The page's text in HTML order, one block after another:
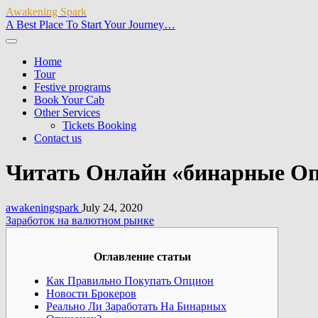
Awakening Spark
A Best Place To Start Your Journey…
Home
Tour
Festive programs
Book Your Cab
Other Services
Tickets Booking
Contact us
Читать Онлайн «бинарные
awakeningspark July 24, 2020
Заработок на валютном рынке
Оглавление статьи
Как Правильно Покупать Опцион
Новости Брокеров
Реально Ли Заработать На Бинарных